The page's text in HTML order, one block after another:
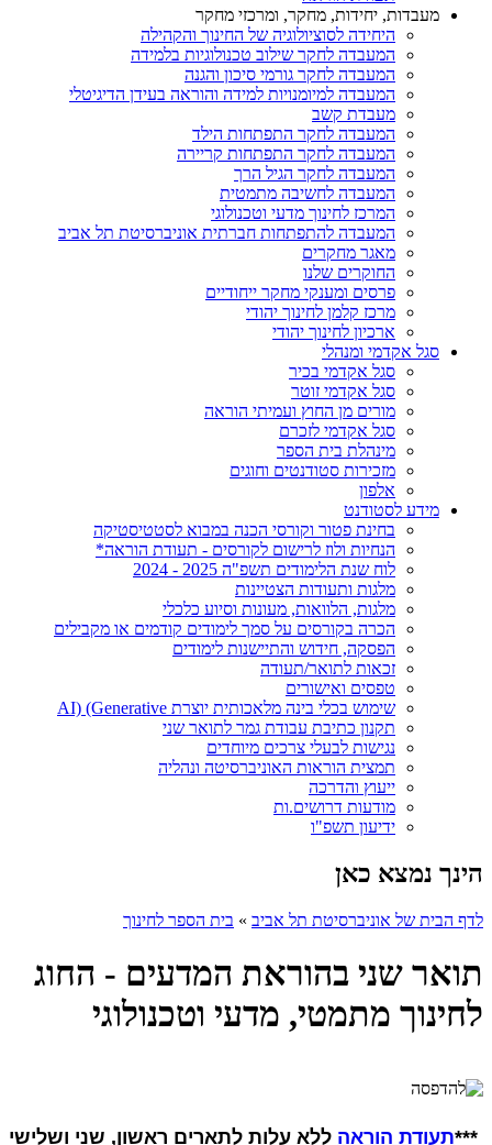
מעבדות, יחידות, מחקר, ומרכזי מחקר
היחידה לסוציולוגיה של החינוך והקהילה
המעבדה לחקר שילוב טכנולוגיות בלמידה
המעבדה לחקר גורמי סיכון והגנה
המעבדה למיומנויות למידה והוראה בעידן הדיגיטלי
מעבדת קשב
המעבדה לחקר התפתחות הילד
המעבדה לחקר התפתחות קריירה
המעבדה לחקר הגיל הרך
המעבדה לחשיבה מתמטית
המרכז לחינוך מדעי וטכנולוגי
המעבדה להתפתחות חברתית אוניברסיטת תל אביב
מאגר מחקרים
החוקרים שלנו
פרסים ומענקי מחקר ייחודיים
מרכז קלמן לחינוך יהודי
ארכיון לחינוך יהודי
סגל אקדמי ומנהלי
סגל אקדמי בכיר
סגל אקדמי זוטר
מורים מן החוץ ועמיתי הוראה
סגל אקדמי לזכרם
מינהלת בית הספר
מזכירות סטודנטים וחוגים
אלפון
מידע לסטודנט
בחינת פטור וקורסי הכנה במבוא לסטטיסטיקה
הנחיות ולוז לרישום לקורסים - תעודת הוראה*
לוח שנת הלימודים תשפ"ה 2025 - 2024
מלגות ותעודות הצטיינות
מלגות, הלוואות, מעונות וסיוע כלכלי
הכרה בקורסים על סמך לימודים קודמים או מקבילים
הפסקה, חידוש והתיישנות לימודים
זכאות לתואר/תעודה
טפסים ואישורים
שימוש בכלי בינה מלאכותית יוצרת AI) (Generative
תקנון כתיבת עבודת גמר לתואר שני
נגישות לבעלי צרכים מיוחדים
תמצית הוראות האוניברסיטה ונהליה
ייעוץ והדרכה
מודעות דרושים.ות
ידיעון תשפ"ו
הינך נמצא כאן
לדף הבית של אוניברסיטת תל אביב » בית הספר לחינוך
תואר שני בהוראת המדעים - החוג
לחינוך מתמטי, מדעי וטכנולוגי
***תעודת הוראה ללא עלות לתארים ראשון, שני ושלישי